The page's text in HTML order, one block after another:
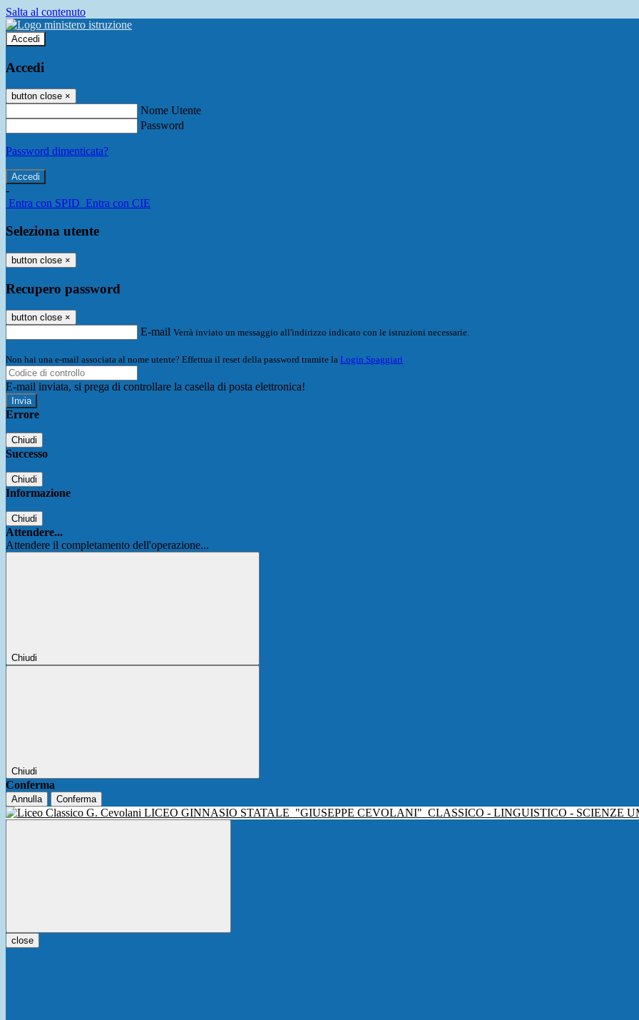
Salta al contenuto
Accedi
Accedi
button close ×
Nome Utente
Password
Password dimenticata?
-
Entra con SPID Entra con CIE
Seleziona utente
button close ×
Recupero password
button close ×
E-mail Verrà inviato un messaggio all'indirizzo indicato con le istruzioni necessarie.
Non hai una e-mail associata al nome utente? Effettua il reset della password tramite la Login Spaggiari
E-mail inviata, si prega di controllare la casella di posta elettronica!
Errore
Chiudi
Successo
Chiudi
Informazione
Chiudi
Attendere...
Attendere il completamento dell'operazione...
Chiudi
Chiudi
Conferma
Annulla Conferma
LICEO GINNASIO STATALE "GIUSEPPE CEVOLANI" CLASSICO - LINGUISTICO - SCIENZE
close